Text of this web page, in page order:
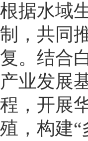
根据水域
制，共同
复。结合
产业发展
程，开展
殖，构建